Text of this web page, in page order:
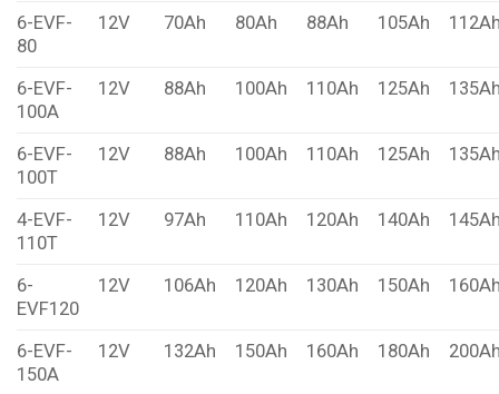
6-EVF-
80
12V 70Ah 80Ah 88Ah 105Ah
6-EVF-
100A
12V 88Ah 100Ah 110Ah 125Ah
6-EVF-
100T
12V 88Ah 100Ah 110Ah 125Ah
4-EVF-
110T
12V 97Ah 110Ah 120Ah 140Ah
6-
EVF120
12V 106Ah 120Ah 130Ah 150Ah
6-EVF-
150A
12V 132Ah 150Ah 160Ah 180Ah